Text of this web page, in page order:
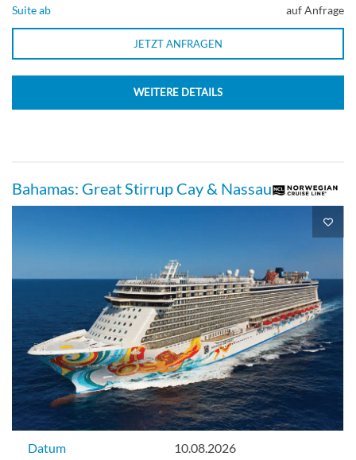
Suite ab
auf Anfrage
JETZT ANFRAGEN
WEITERE DETAILS
Bahamas: Great Stirrup Cay & Nassau
Datum 10.08.2026